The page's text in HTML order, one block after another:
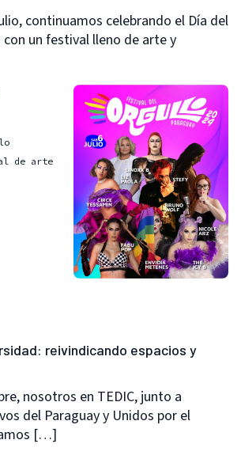
continuamos celebrando el Día del
con un festival lleno de arte y
de arte
reivindicando espacios y
nosotros en TEDIC, junto a
del Paraguay y Unidos por el
[…]